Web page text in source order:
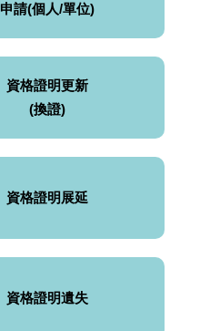
申請(個人/單位)
資格證明更新
(換證)
資格證明展延
資格證明遺失